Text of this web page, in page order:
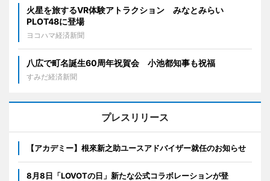
火星を旅するVR体験アトラクション みなとみらい
PLOT48に登場
ヨコハマ経済新聞
八広で町名誕生60周年祝賀会 小池都知事も祝福
すみだ経済新聞
プレスリリース
【アカデミー】根來新之助ユースアドバイザー就任のお知らせ
8月8日「LOVOTの日」新たな公式コラボレーションが登